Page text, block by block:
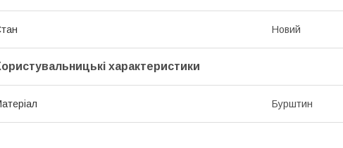
Новий
характеристики
Бурштин